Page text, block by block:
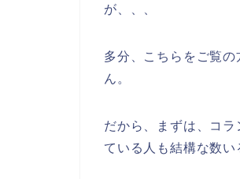
が、、、
多分、こちらをご覧
ん。
だから、まずは、コ
ている人も結構な数い